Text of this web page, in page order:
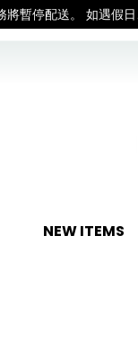
將暫停配送。 如遇假
NEW ITEMS